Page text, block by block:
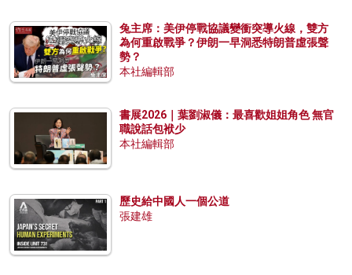
兔主席：美伊停戰協議變衝突導火線，雙方
為何重啟戰爭？伊朗一早洞悉特朗普虛張聲
勢？
本社編輯部
書展2026｜葉劉淑儀：最喜歡姐姐角色 無官
職說話包袱少
本社編輯部
歷史給中國人一個公道
張建雄